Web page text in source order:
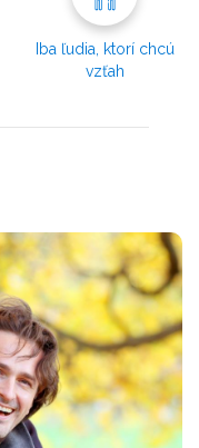
Iba ľudia, ktorí chcú
vzťah